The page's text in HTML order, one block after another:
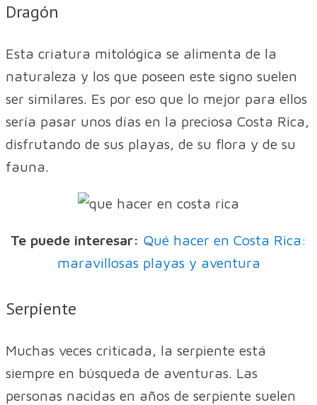
Dragón
Esta criatura mitológica se alimenta de la
naturaleza y los que poseen este signo suelen
ser similares. Es por eso que lo mejor para ellos
sería pasar unos días en la preciosa Costa Rica,
disfrutando de sus playas, de su flora y de su
fauna.
Te puede interesar: Qué hacer en Costa Rica:
maravillosas playas y aventura
Serpiente
Muchas veces criticada, la serpiente está
siempre en búsqueda de aventuras. Las
personas nacidas en años de serpiente suelen